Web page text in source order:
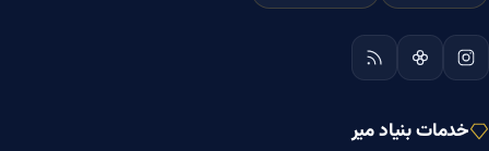
خدمات بنیاد میر